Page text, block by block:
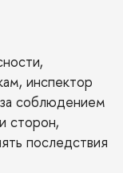
инспектор
соблюдением
сторон,
последствия